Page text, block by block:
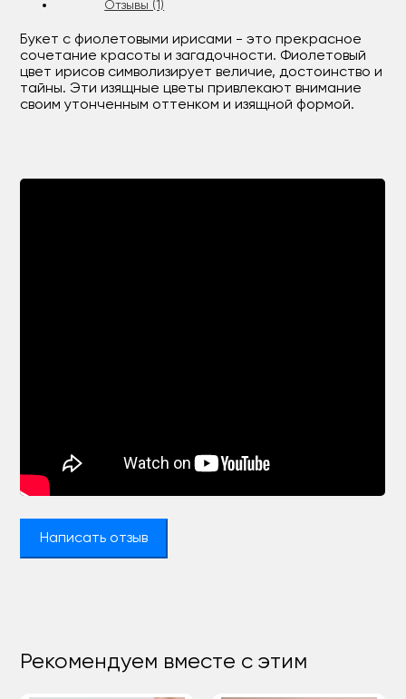
Отзывы (1)
Букет с фиолетовыми ирисами - это прекрасное
сочетание красоты и загадочности. Фиолетовый
цвет ирисов символизирует величие, достоинство и
тайны. Эти изящные цветы привлекают внимание
своим утонченным оттенком и изящной формой.
Написать отзыв
Рекомендуем вместе с этим